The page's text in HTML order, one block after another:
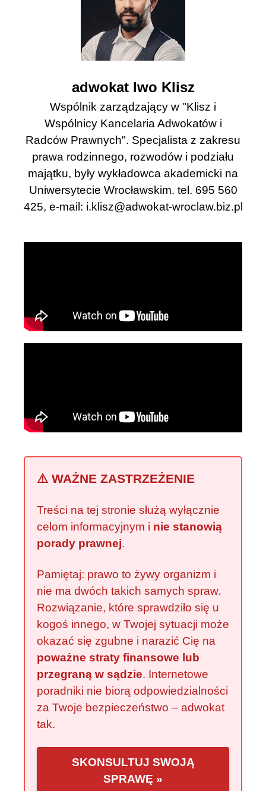
adwokat Iwo Klisz
Wspólnik zarządzający w "Klisz i
Wspólnicy Kancelaria Adwokatów i
Radców Prawnych". Specjalista z zakresu
prawa rodzinnego, rozwodów i podziału
majątku, były wykładowca akademicki na
Uniwersytecie Wrocławskim. tel. 695 560
425, e-mail: i.klisz@adwokat-wroclaw.biz.pl
⚠️ WAŻNE ZASTRZEŻENIE
Treści na tej stronie służą wyłącznie
celom informacyjnym i nie stanowią
porady prawnej.
Pamiętaj: prawo to żywy organizm i
nie ma dwóch takich samych spraw.
Rozwiązanie, które sprawdziło się u
kogoś innego, w Twojej sytuacji może
okazać się zgubne i narazić Cię na
poważne straty finansowe lub
przegraną w sądzie. Internetowe
poradniki nie biorą odpowiedzialności
za Twoje bezpieczeństwo – adwokat
tak.
SKONSULTUJ SWOJĄ
SPRAWĘ »